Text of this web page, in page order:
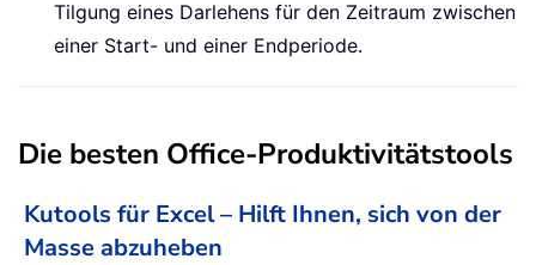
Tilgung eines Darlehens für den Zeitraum zwischen
einer Start- und einer Endperiode.
Die besten Office-Produktivitätstools
Kutools für Excel – Hilft Ihnen, sich von der
Masse abzuheben